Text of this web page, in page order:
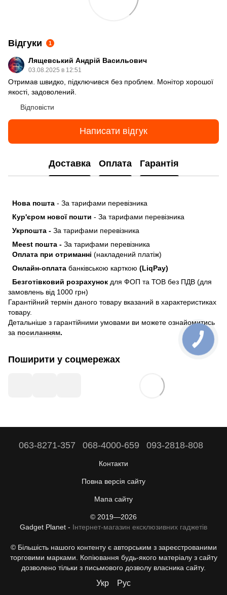
Відгуки 1
Лящевський Андрій Васильович
03.08.2025 в 12:51
Отримав швидко, підключився без проблем. Монітор хорошої
якості, задоволений.
Відповісти
Написати відгук
Доставка Оплата Гарантія
Нова пошта - За тарифами перевізника
Кур'єром нової пошти - За тарифами перевізника
Укрпошта - За тарифами перевізника
Meest пошта - За тарифами перевізника
Оплата при отриманні (накладений платіж)
Онлайн-оплата банківською карткою (LiqPay)
Безготівковий розрахунок для ФОП та ТОВ без ПДВ (для
замовлень від 1000 грн)
Гарантійний термін даного товару вказаний в характеристиках
товару.
Детальніше з гарантійними умовами ви можете ознайомитись
за посиланням.
Поширити у соцмережах
063-8271-357 068-4000-659 093-2818-808
Контакти
Повна версія сайту
Мапа сайту
© 2019—2026
Gadget Planet - Інтернет-магазин ексклюзивних гаджетів
© Більшість нашого контенту є авторським з зареєстрованими
торговими марками. Копіювання будь-якого матеріалу з сайту
дозволено тільки з письмового дозволу власника сайту.
Укр Рус